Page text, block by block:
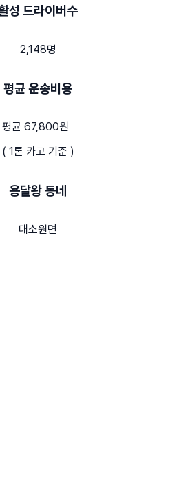
성 드라이버수
2,148명
평균 운송비용
평균 67,800원
( 1톤 카고 기준 )
용달왕 동네
대소원면